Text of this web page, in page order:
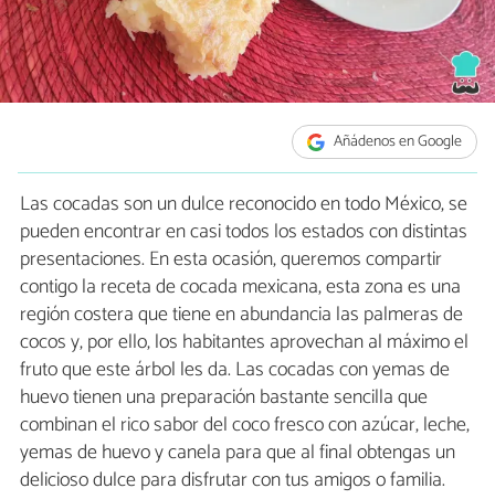
Añádenos en Google
Las cocadas son un dulce reconocido en todo México, se
pueden encontrar en casi todos los estados con distintas
presentaciones. En esta ocasión, queremos compartir
contigo la receta de cocada mexicana, esta zona es una
región costera que tiene en abundancia las palmeras de
cocos y, por ello, los habitantes aprovechan al máximo el
fruto que este árbol les da. Las cocadas con yemas de
huevo tienen una preparación bastante sencilla que
combinan el rico sabor del coco fresco con azúcar, leche,
yemas de huevo y canela para que al final obtengas un
delicioso dulce para disfrutar con tus amigos o familia.